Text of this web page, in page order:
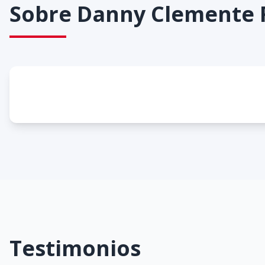
Sobre Danny Clemente
Testimonios